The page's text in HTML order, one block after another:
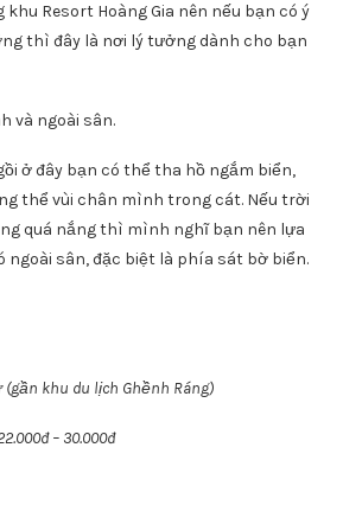
Resort Hoàng Gia nên nếu bạn có ý
thì đây là nơi lý tưởng dành cho bạn
và ngoài sân.
ở đây bạn có thể tha hồ ngắm biển,
thể vùi chân mình trong cát. Nếu trời
quá nắng thì mình nghĩ bạn nên lựa
ngoài sân, đặc biệt là phía sát bờ biển.
(gần khu du lịch Ghềnh Ráng)
– 30.000đ